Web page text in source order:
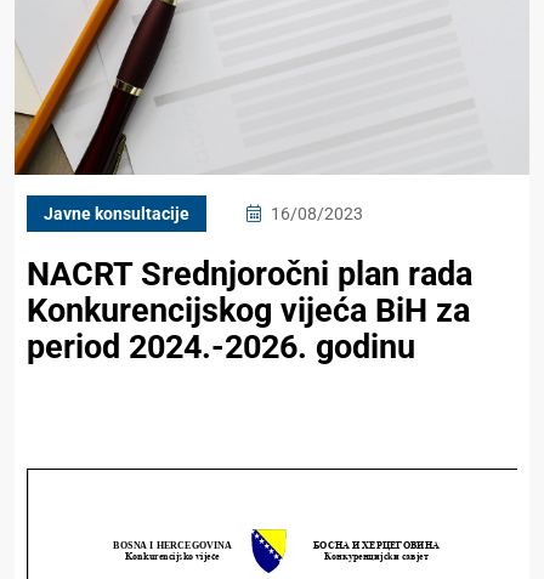
Javne konsultacije 16/08/2023
NACRT Srednjoročni plan rada
Konkurencijskog vijeća BiH za
period 2024.-2026. godinu